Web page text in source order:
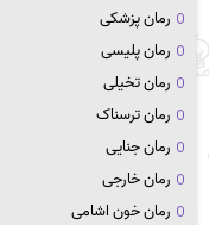
رمان پزشکی
رمان پلیسی
رمان تخیلی
رمان ترسناک
رمان جنایی
رمان خارجی
رمان خون اشامی